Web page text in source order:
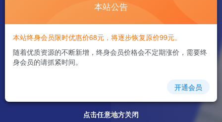
点击任意地方关闭
点击任意地方关闭
点击任意地方关闭
点击任意地方关闭
本站公告
本站终身会员限时优惠价68元，将逐步恢复原价99元。
随着优质资源的不断新增，终身会员价格会不定期涨价，需要终
身会员的请抓紧时间。
开通会员